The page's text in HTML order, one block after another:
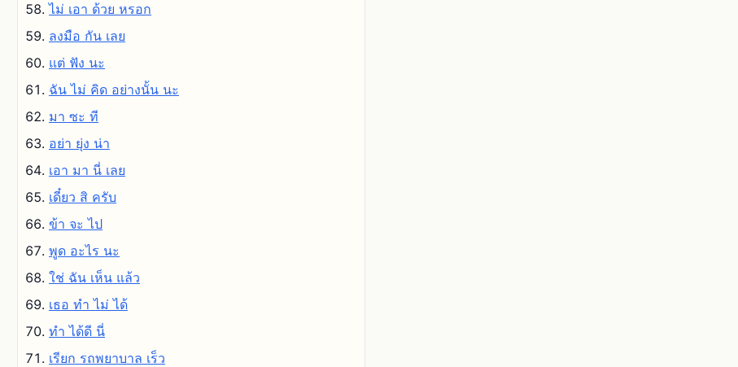
ไม่ เอา ด้วย หรอก
ลงมือ กัน เลย
แต่ ฟัง นะ
ฉัน ไม่ คิด อย่างนั้น นะ
มา ซะ ที
อย่า ยุ่ง น่า
เอา มา นี่ เลย
เดี๋ยว สิ ครับ
ข้า จะ ไป
พูด อะไร นะ
ใช่ ฉัน เห็น แล้ว
เธอ ทํา ไม่ ได้
ทํา ได้ดี นี่
เรียก รถพยาบาล เร็ว